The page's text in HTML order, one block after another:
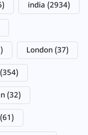
india (2934)
London (37)
(354)
(32)
(61)